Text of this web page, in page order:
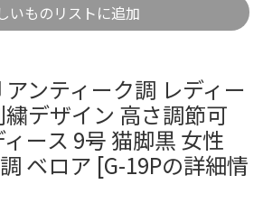
いものリストに追加
アンティーク調 レディー
デザイン 高さ調節可
ース 9号 猫脚黒 女性
ベロア [G-19Pの詳細情